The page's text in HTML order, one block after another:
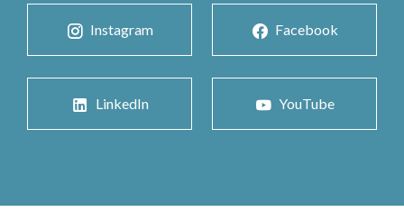
Instagram Facebook
LinkedIn YouTube